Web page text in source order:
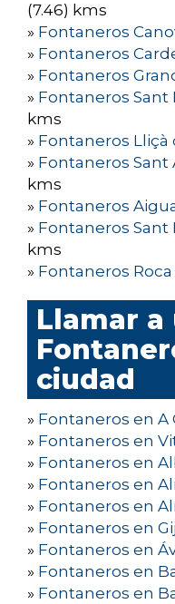
(7.46) kms
» Fontaneros
» Fontaneros
» Fontaneros
» Fontaneros Sant
kms
» Fontaneros
» Fontaneros
kms
» Fontaneros
» Fontaneros Sant
kms
» Fontaneros Roca
Llamar a
ciudad
» Fontaneros en A
» Fontaneros en
» Fontaneros en
» Fontaneros en
» Fontaneros en
» Fontaneros en
» Fontaneros en
» Fontaneros en
» Fontaneros en